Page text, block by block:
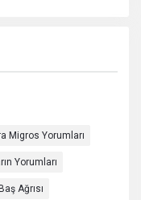
Migros Yorumları
Yorumları
Ağrısı